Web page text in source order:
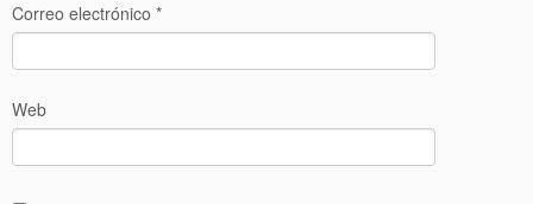
Correo electrónico *
Web